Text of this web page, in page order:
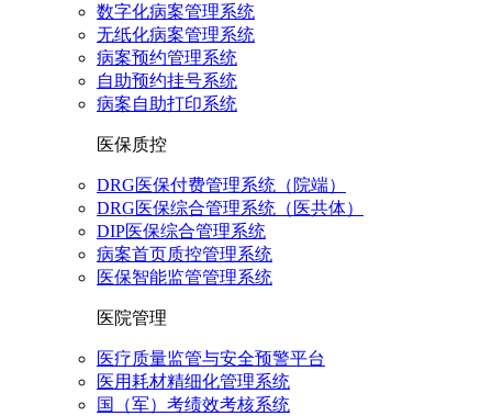
数字化病案管理系统
无纸化病案管理系统
病案预约管理系统
自助预约挂号系统
病案自助打印系统
医保质控
DRG医保付费管理系统（院端）
DRG医保综合管理系统（医共体）
DIP医保综合管理系统
病案首页质控管理系统
医保智能监管管理系统
医院管理
医疗质量监管与安全预警平台
医用耗材精细化管理系统
国（军）考绩效考核系统